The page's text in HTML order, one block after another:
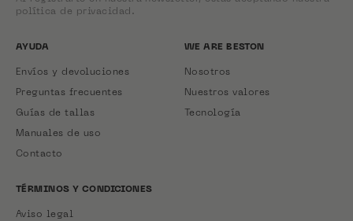
política de privacidad.
AYUDA
Envíos y devoluciones
Preguntas frecuentes
Guías de tallas
Manuales de uso
Contacto
WE ARE BESTON
Nosotros
Nuestros valores
Tecnología
TÉRMINOS Y CONDICIONES
Aviso legal